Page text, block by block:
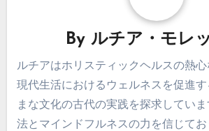
By ルチア・モレ
ルチアはホリスティックヘルスの熱心
現代生活におけるウェルネスを促進
まな文化の古代の実践を探求してい
法とマインドフルネスの力を信じて